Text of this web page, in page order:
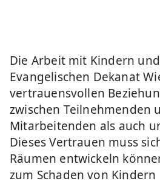
Die Arbeit mit Kindern
Evangelischen Dekanat
vertrauensvollen
zwischen Teilnehmenden
Mitarbeitenden als auch
Dieses Vertrauen muss
Räumen entwickeln
zum Schaden von